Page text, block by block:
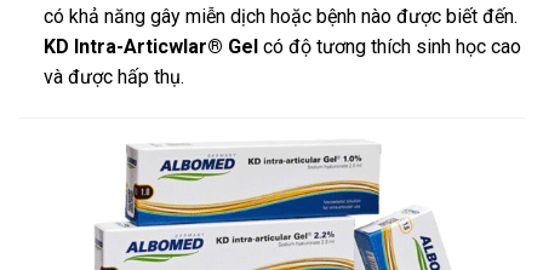
có khả năng gây miễn dịch hoặc bệnh nào được biết đến.
KD Intra-Articwlar® Gel có độ tương thích sinh học cao
và được hấp thụ.